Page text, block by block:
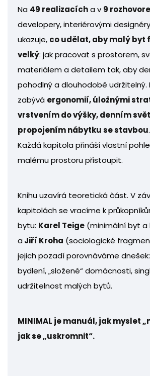
Na 49 realizacícha v 9
developery, interiérovými
ukazuje, co udělat, aby malý byt
velký: jak pracovat s prostorem,
materiálem a detailem tak, aby
pohodlný a dlouhodobě udržitelný.
zabývá ergonomií, úložnými
vrstvením do výšky, denním
propojením nábytku se stavbou.
Každá kapitola přináší vlastní
malému prostoru přistoupit.
Knihu uzavírá teoretická část. V
kapitolách se vracíme k
bytu: Karel Teige (minimální byt a
aJiří Kroha (sociologické
jejich pozadí porovnáváme
bydlení, „složené“ domácnosti,
udržitelnost malých bytů.
MINIMAL je manuál, jak myslet
jak se „uskromnit“.